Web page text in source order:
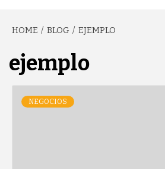
HOME BLOG EJEMPLO
ejemplo
NEGOCIOS